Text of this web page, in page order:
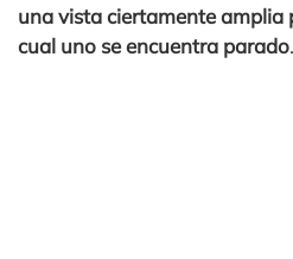
una vista ciertamente amplia
cual uno se encuentra parado.